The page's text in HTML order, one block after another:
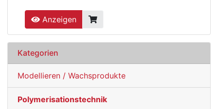
Anzeigen
Kategorien
Modellieren / Wachsprodukte
Polymerisationstechnik